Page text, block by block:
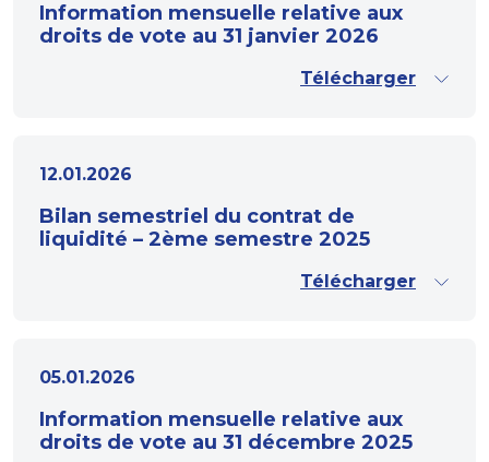
Information mensuelle relative aux
droits de vote au 31 janvier 2026
Télécharger
12.01.2026
Bilan semestriel du contrat de
liquidité – 2ème semestre 2025
Télécharger
05.01.2026
Information mensuelle relative aux
droits de vote au 31 décembre 2025